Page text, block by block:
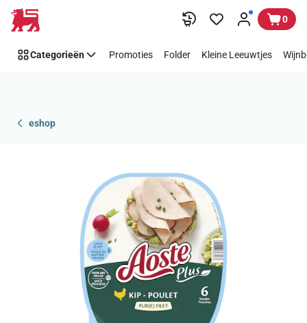
Overslaan 0
Categorieën Promoties Folder Kleine Leeuwtjes
eshop